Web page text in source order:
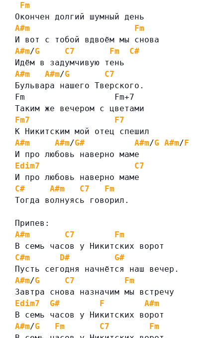
Fm
Окончен долгий шумный день
A#m
Fm
И вот с тобой вдвоём мы снова
A#m/G C7 Fm
C#
Идём в задумчивую тень
A#m
A#m/G
C7
Бульвара нашего Тверского.
Fm                  Fm+7
Таким же вечером с цветами
Fm7
F7
К Никитским мой отец спешил
A#m
A#m/G# A#m/G A#m/F
И про любовь наверно маме
Edim7
C7
И про любовь наверно маме
C#
A#m C7
Fm
Тогда волнуясь говорил.
Припев:
A#m
C7
Fm
В семь часов у Никитских ворот
C#m
D#
G#
Пусть сегодня начнётся наш вечер.
A#m/G C7
Fm
Завтра снова назначим мы встречу
Edim7
G# F
A#m
В семь часов у Никитских ворот
A#m/G Fm C7
Fm